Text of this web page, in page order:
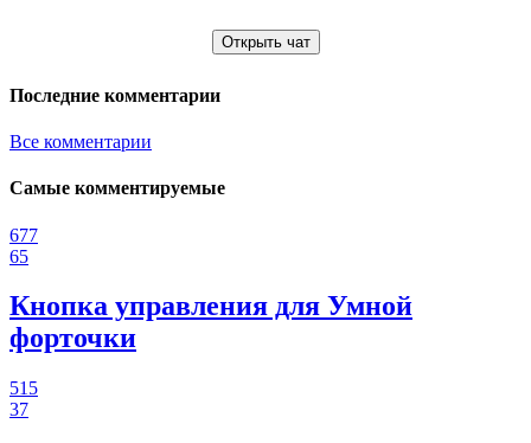
Открыть чат
Последние комментарии
Все комментарии
Самые комментируемые
677
65
Кнопка управления для Умной
форточки
515
37